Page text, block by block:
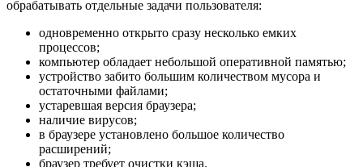
обрабатывать отдельные задачи пользователя:
одновременно открыто сразу несколько емких
процессов;
компьютер обладает небольшой оперативной памятью;
устройство забито большим количеством мусора и
остаточными файлами;
устаревшая версия браузера;
наличие вирусов;
в браузере установлено большое количество
расширений;
браузер требует очистки кэша.